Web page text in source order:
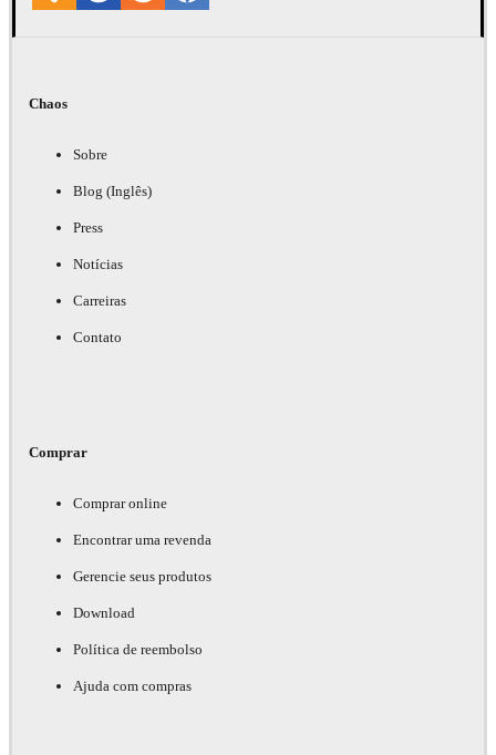
Chaos
Sobre
Blog (Inglês)
Press
Notícias
Carreiras
Contato
Comprar
Comprar online
Encontrar uma revenda
Gerencie seus produtos
Download
Política de reembolso
Ajuda com compras